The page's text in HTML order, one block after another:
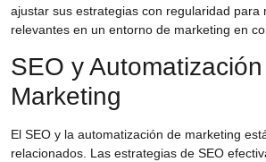
ajustar sus estrategias con regularidad para
relevantes en un entorno de marketing en
SEO y
Marketing
El SEO y la automatización de marketing
relacionados. Las estrategias de SEO